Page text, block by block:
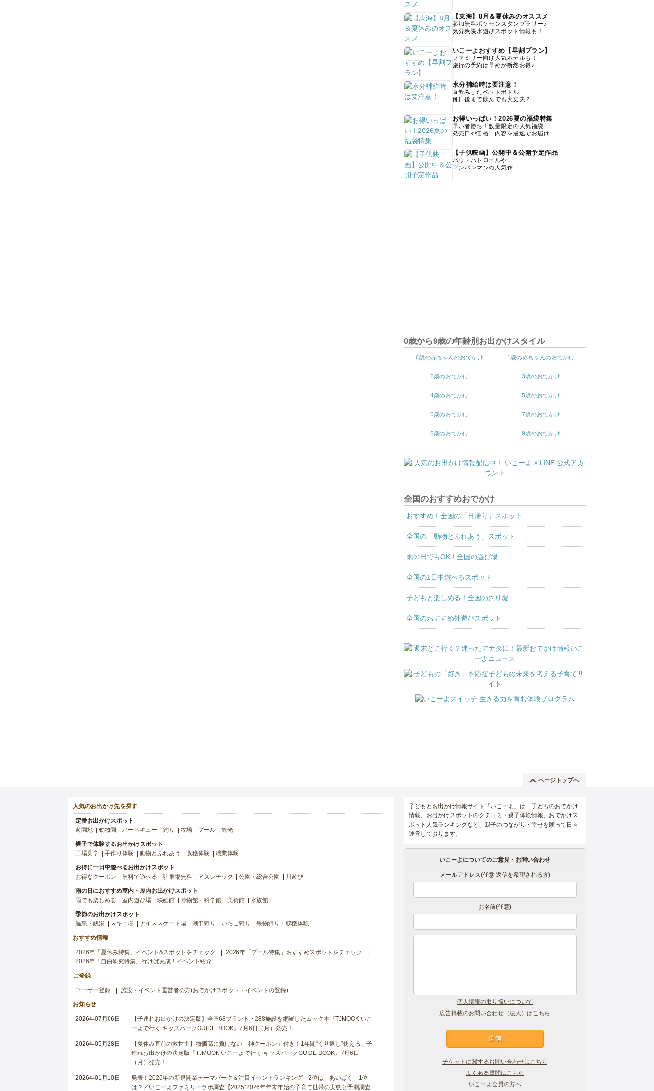
【東海】8月＆夏休みのオススメ
参加無料ポケモンスタンプラリー♪
気分爽快水遊びスポット情報も！
いこーよおすすめ【早割プラン】
ファミリー向け人気ホテルも！
旅行の予約は早めが断然お得♪
水分補給時は要注意！
直飲みしたペットボトル、
何日後まで飲んでも大丈夫？
お得いっぱい！2026夏の福袋特集
早い者勝ち！数量限定の人気福袋
発売日や価格、内容を最速でお届け
【子供映画】公開中＆公開予定作品
パウ・パトロールや
アンパンマンの人気作
0歳から9歳の年齢別お出かけスタイル
0歳の赤ちゃんのおでかけ 1歳の赤ちゃんのおでかけ
2歳のおでかけ 3歳のおでかけ
4歳のおでかけ 5歳のおでかけ
6歳のおでかけ 7歳のおでかけ
8歳のおでかけ 9歳のおでかけ
全国のおすすめおでかけ
おすすめ！全国の「日帰り」スポット
全国の「動物とふれあう」スポット
雨の日でもOK！全国の遊び場
全国の1日中遊べるスポット
子どもと楽しめる！全国の釣り堀
全国のおすすめ外遊びスポット
ページトップへ
人気のお出かけ先を探す
定番お出かけスポット
遊園地
動物園 バーベキュー 釣り 牧場 プール 観光
親子で体験するお出かけスポット
工場見学
手作り体験 動物とふれあう 収穫体験 職業体験
お得に一日中遊べるお出かけスポット
お得なクーポン
無料で遊べる 駐車場無料 アスレチック 公園・総合公園 川遊び
雨の日におすすめ室内・屋内お出かけスポット
雨でも楽しめる
室内遊び場 映画館 博物館・科学館 美術館 水族館
季節のお出かけスポット
温泉・銭湯
スキー場 アイススケート場 潮干狩り いちご狩り 果物狩り・収穫体験
おすすめ情報
2026年「夏休み特集」イベント&スポットをチェック
2026年「プール特集」おすすめスポットをチェック
2026年「自由研究特集」行けば完成！イベント紹介
ご登録
ユーザー登録 施設・イベント運営者の方(おでかけスポット・イベントの登録)
お知らせ
2026年07月06日
【子連れお出かけの決定版】全国68ブランド・288施設を網羅したムック本『TJMOOK いこ
ーよで行く キッズパークGUIDE BOOK』7月6日（月）発売！
2026年05月28日
【夏休み直前の救世主】物価高に負けない「神クーポン」付き！1年間“くり返し”使える、子
連れお出かけの決定版『TJMOOK いこーよで行く キッズパークGUIDE BOOK』7月6日
（月）発売！
2026年01月10日
発表！2026年の新規開業テーマパーク＆注目イベントランキング 2位は「あいぱく」1位
は？／いこーよファミリーラボ調査【2025⁻2026年年末年始の子育て世帯の実態と予測調査
子どもとお出かけ情報サイト「いこーよ」は、子どものおでかけ
情報、お出かけスポットのクチコミ・親子体験情報、おでかけス
ポット人気ランキングなど、親子のつながり・幸せを願って日々
運営しております。
いこーよについてのご意見・お問い合わせ
メールアドレス(任意 返信を希望される方)
お名前(任意)
個人情報の取り扱いについて
広告掲載のお問い合わせ（法人）はこちら
チケットに関するお問い合わせはこちら
よくある質問はこちら
いこーよ会員の方へ